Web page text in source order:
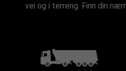
vei og i terreng. Finn din